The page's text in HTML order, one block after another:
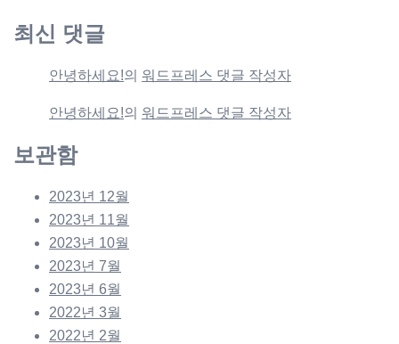
최신 댓글
안녕하세요!의 워드프레스 댓글 작성자
안녕하세요!의 워드프레스 댓글 작성자
보관함
2023년 12월
2023년 11월
2023년 10월
2023년 7월
2023년 6월
2022년 3월
2022년 2월